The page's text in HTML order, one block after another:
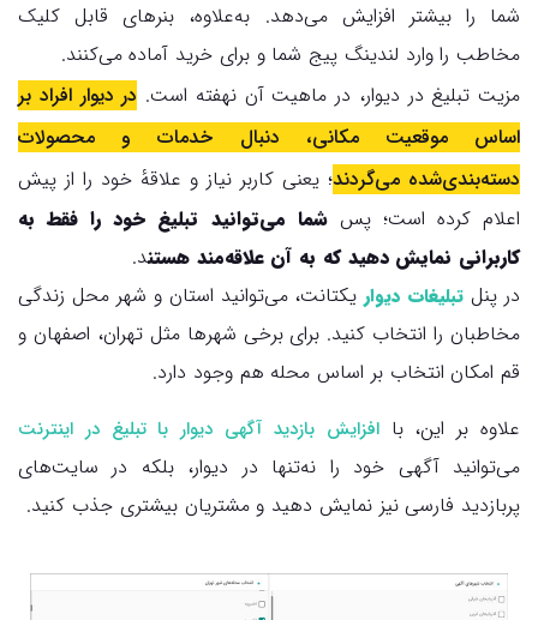
شما را بیشتر افزایش می‌دهد. به‌علاوه، بنرهای قابل کلیک
مخاطب را وارد لندینگ پیج شما و برای خرید آماده می‌کنند.
مزیت تبلیغ در دیوار، در ماهیت آن نهفته است. در دیوار افراد بر
اساس موقعیت مکانی، دنبال خدمات و محصولات
دسته‌بندی‌شده می‌گردند؛ یعنی کاربر نیاز و علاقهٔ خود را از پیش
اعلام کرده است؛ پسشما می‌توانید تبلیغ خود را فقط به
کاربرانی نمایش دهید که به آن علاقه‌مند هستند.
در پنل تبلیغات دیواریکتانت، می‌توانید استان و شهر محل زندگی
مخاطبان را انتخاب کنید. برای برخی شهرها مثل تهران، اصفهان و
قم امکان انتخاب بر اساس محله هم وجود دارد.
علاوه بر این، باافزایش بازدید آگهی دیوار با تبلیغ در اینترنت
می‌توانید آگهی خود را نه‌تنها در دیوار، بلکه در سایت‌های
پربازدید فارسی نیز نمایش دهید و مشتریان بیشتری جذب کنید.